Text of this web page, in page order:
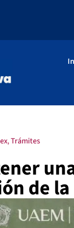
,Trámites
de la